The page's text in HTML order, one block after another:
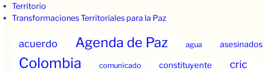
Territorio
Transformaciones Territoriales para la Paz
acuerdo Agenda de Paz agua asesinados
Colombia comunicado constituyente cric